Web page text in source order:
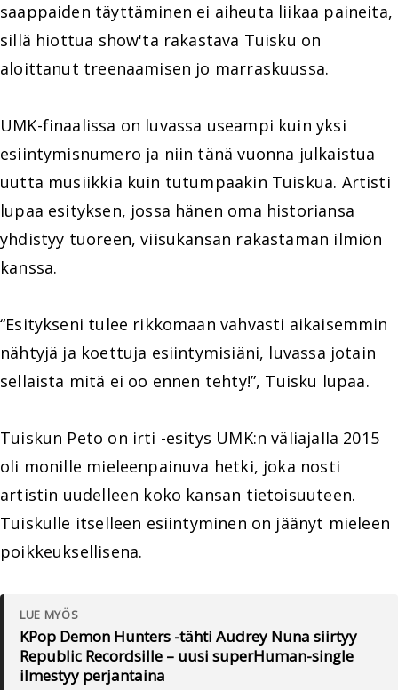
saappaiden täyttäminen ei aiheuta liikaa paineita,
sillä hiottua show'ta rakastava Tuisku on
aloittanut treenaamisen jo marraskuussa.
UMK-finaalissa on luvassa useampi kuin yksi
esiintymisnumero ja niin tänä vuonna julkaistua
uutta musiikkia kuin tutumpaakin Tuiskua. Artisti
lupaa esityksen, jossa hänen oma historiansa
yhdistyy tuoreen, viisukansan rakastaman ilmiön
kanssa.
“Esitykseni tulee rikkomaan vahvasti aikaisemmin
nähtyjä ja koettuja esiintymisiäni, luvassa jotain
sellaista mitä ei oo ennen tehty!”, Tuisku lupaa.
Tuiskun Peto on irti -esitys UMK:n väliajalla 2015
oli monille mieleenpainuva hetki, joka nosti
artistin uudelleen koko kansan tietoisuuteen.
Tuiskulle itselleen esiintyminen on jäänyt mieleen
poikkeuksellisena.
LUE MYÖS
KPop Demon Hunters -tähti Audrey Nuna siirtyy
Republic Recordsille – uusi superHuman-single
ilmestyy perjantaina